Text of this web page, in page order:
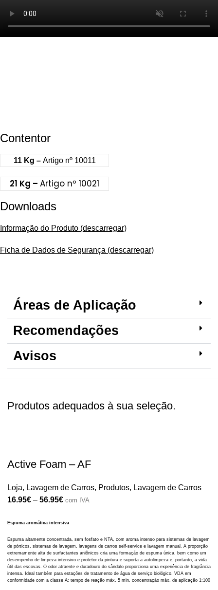
Contentor
11 Kg – Artigo nº 10011
21 Kg – Artigo nº 10021
Downloads
Informação do Produto (descarregar)
Ficha de Dados de Segurança (descarregar)
Áreas de Aplicação
Recomendações
Avisos
Produtos adequados à sua seleção.
Active Foam – AF
Loja, Lavagem de Carros, Produtos, Lavagem de Carros
16.95€ – 56.95€ com IVA
Espuma aromática intensiva
Espuma altamente concentrada, sem fosfato e NTA, com aroma intenso para sistemas de lavagem
de pórticos, sistemas de lavagem, lavagens de carros self-service e lavagem manual. A proporção
extremamente alta de surfactantes aniônicos cria uma formação de espuma única, bem como um
desempenho de limpeza intensivo e protetor da pintura e suporta a autolimpeza e, portanto, a vida
útil das escovas. O odor atraente e duradouro do sândalo proporciona uma experiência de fragrância
intensa. Ideal também para estações de tratamento de água de serviço biológico. VDA em
conformidade com a classe A: tempo de reação máx. 5 min, concentração máx. de aplicação 1:100